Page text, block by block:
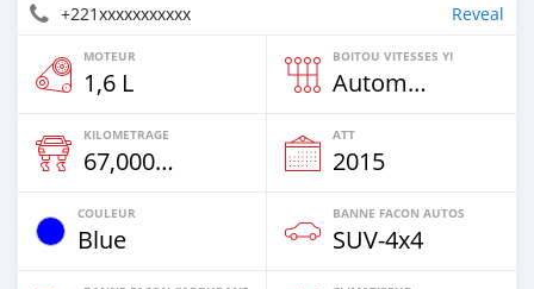
+221xxxxxxxxxxx Reveal
MOTEUR
1,6 L
BOITOU VITESSES YI
Automatique
KILOMETRAGE
67,000 Km
ATT
2015
COULEUR
Blue
BANNE FACON AUTOS
SUV‒4x4